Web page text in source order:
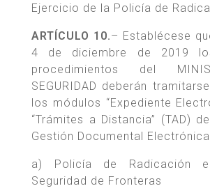
Ejercicio de la Policía de
ARTÍCULO 10.– Establécese
4 de diciembre de 2019
procedimientos del
SEGURIDAD deberán
los módulos “Expediente
“Trámites a Distancia” (TAD)
Gestión Documental Electrónica
a) Policía de Radicación
Seguridad de Fronteras